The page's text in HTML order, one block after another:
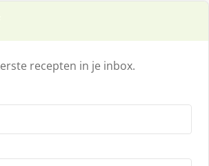
recepten in je inbox.